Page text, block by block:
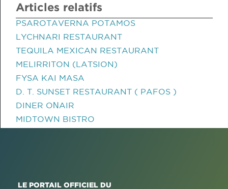
Articles relatifs
PSAROTAVERNA POTAMOS
LYCHNARI RESTAURANT
TEQUILA MEXICAN RESTAURANT
MELIRRITON (LATSION)
FYSA KAI MASA
D. T. SUNSET RESTAURANT ( PAFOS )
DINER OΝAIR
MIDTOWN BISTRO
LE PORTAIL OFFICIEL DU